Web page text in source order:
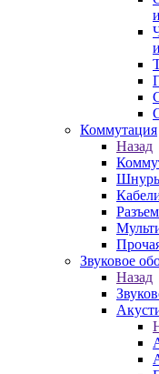
Коммутация
Назад
Звуковое
Назад